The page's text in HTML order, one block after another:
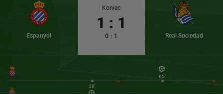
Espanyol
Koniec
1 : 1
0 : 1 Real Sociedad
28'
65'